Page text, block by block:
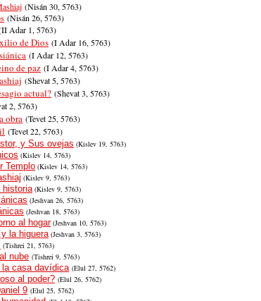
(Nisán 30, 5763)
(Nisán 26, 5763)
Adar 1, 5763)
de Dios (I Adar 16, 5763)
(I Adar 12, 5763)
de paz (I Adar4, 5763)
(Shevat 5, 5763)
actual? (Shevat3, 5763)
2, 5763)
obra (Tevet25, 5763)
(Tevet22, 5763)
y Sus ovejas (Kislev 19, 5763)
(Kislev 14, 5763)
Templo (Kislev 14, 5763)
(Kislev 9, 5763)
historia(Kislev 9, 5763)
(Jeshvan 26, 5763)
(Jeshvan 18, 5763)
al hogar(Jeshvan 10, 5763)
la higuera(Jeshvan 3, 5763)
(Tishrei 21, 5763)
nube (Tishrei 9, 5763)
la casa davídica (Elul 27, 5762)
al poder? (Elul 26, 5762)
9 (Elul 25, 5762)